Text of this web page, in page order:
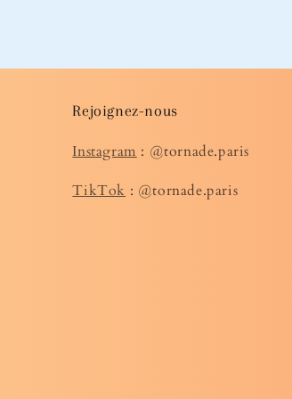
Rejoignez-nous
Instagram: @tornade.paris
TikTok: @tornade.paris